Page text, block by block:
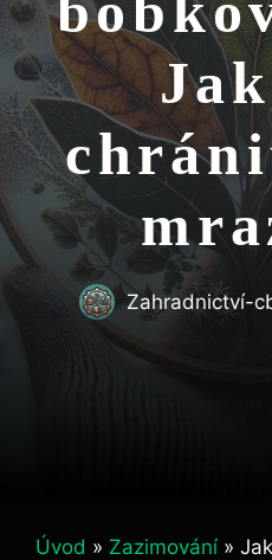
Zahradnictví-
Úvod » Zazimování »